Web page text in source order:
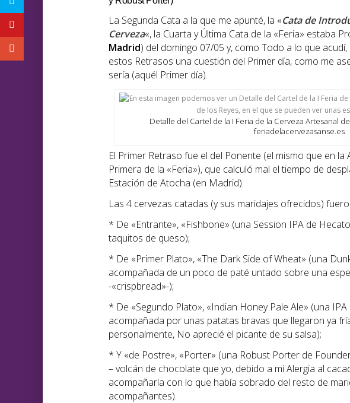
La Segunda Cata a la que me apunté, la «Cata de
Cerveza«, la Cuarta y Última Cata de la «Feria» estaba
Madrid) del domingo 07/05 y, como Todo a lo que
estos Retrasos una cuestión del Primer día, como me
sería (aquél Primer día).
Detalle del Cartel de la I Feria de la Cerveza Artesanal
feriadelacervezasanse.es
El Primer Retraso fue el del Ponente (el mismo que en la
Primera de la «Feria»), que calculó mal el tiempo de
Estación de Atocha (en Madrid).
Las 4 cervezas catadas (y sus maridajes ofrecidos)
* De «Entrante», «Fishbone» (una Session IPA de
taquitos de queso);
* De «Primer Plato», «The Dark Side of Wheat» (una
acompañada de un poco de paté untado sobre una
-«crispbread»-);
* De «Segundo Plato», «Indian Honey Pale Ale» (una
acompañada por unas patatas bravas que llegaron ya
personalmente, No aprecié el picante de su salsa);
* Y «de Postre», «Porter» (una Robust Porter de
– volcán de chocolate que yo, debido a mi Alergia al
acompañarla con lo que había sobrado del resto de
acompañantes).